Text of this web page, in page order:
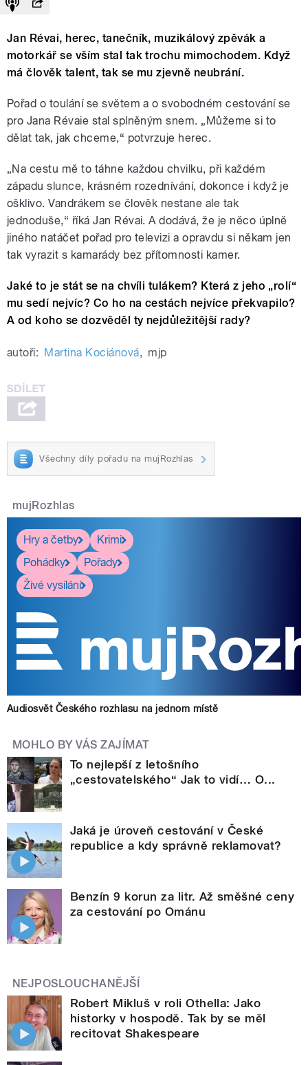
Jan Révai, herec, tanečník, muzikálový zpěvák a
motorkář se vším stal tak trochu mimochodem. Když
má člověk talent, tak se mu zjevně neubrání.
Pořad o toulání se světem a o svobodném cestování se
pro Jana Révaie stal splněným snem. „Můžeme si to
dělat tak, jak chceme,“ potvrzuje herec.
„Na cestu mě to táhne každou chvilku, při každém
západu slunce, krásném rozednívání, dokonce i když je
ošklivo. Vandrákem se člověk nestane ale tak
jednoduše,“ říká Jan Révai. A dodává, že je něco úplně
jiného natáčet pořad pro televizi a opravdu si někam jen
tak vyrazit s kamarády bez přítomnosti kamer.
Jaké to je stát se na chvíli tulákem? Která z jeho „rolí“
mu sedí nejvíc? Co ho na cestách nejvíce překvapilo?
A od koho se dozvěděl ty nejdůležitější rady?
autoři: Martina Kociánová, mjp
Všechny díly pořadu na mujRozhlas
mujRozhlas
Hry a četby
Krimi
Pohádky
Pořady
Živé vysílání
Audiosvět Českého rozhlasu na jednom místě
MOHLO BY VÁS ZAJÍMAT
To nejlepší z letošního
„cestovatelského“ Jak to vidí… O...
Jaká je úroveň cestování v České
republice a kdy správně reklamovat?
Benzín 9 korun za litr. Až směšné ceny
za cestování po Ománu
NEJPOSLOUCHANĚJŠÍ
Robert Mikluš v roli Othella: Jako
historky v hospodě. Tak by se měl
recitovat Shakespeare